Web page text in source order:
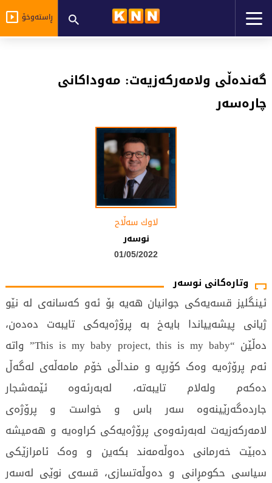
ڕاستەوخۆ
گەندەڵی ولامەرکەزیەت: مەوداکانی
چارەسەر
لاوك سەڵاح
نوسەر
01/05/2022
وتارەکانی نوسەر
ئینگلیز قسەیەکی جوانیان هەیە بۆ ئەو کەسانەی لە نێو
ژیانی پیشەییاندا بایەخ بە پرۆژەیەکی تایبەت دەدەن،
دەڵێن “This is my baby project, this is my baby” واتە
ئەم پرۆژەیە وەک کۆرپە و منداڵی خۆم مامەڵەی لەگەڵ
دەکەم ولەلام تایبەتە، لەبەرئەوە ئێمەشجار
جاردەگەرێینەوە سەر باس و خواست و پرۆژەی
لامەرکەزیەت لەبەرئەوەی پرۆژەیەکی کراوەیە و هەمیشە
دەبێت خەرمانی دەوڵەمەند بکەین و وەک ئامرازێکی
سیاسی حکومڕانی و دەوڵەتسازی، قسەی نوێی لەسەر